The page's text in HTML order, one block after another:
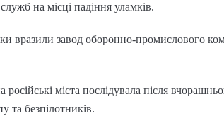
на місці падіння уламків.
вразили завод оборонно-промислового
міста послідувала після
та безпілотників.